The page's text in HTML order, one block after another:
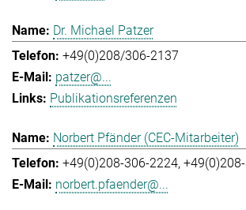
Dr. Michael Patzer
+49(0)208/306-2137
patzer@...
Publikationsreferenzen
Norbert Pfänder (CEC-Mitarbeiter)
+49(0)208-306-2224
norbert.pfaender@...